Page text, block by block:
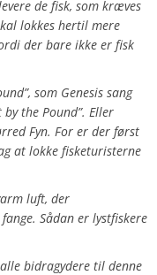
de fisk, som kræves
lokkes hertil mere
der bare ikke er fisk
som Genesis sang
the Pound”. Eller
Fyn. For er der først
at lokke fisketuristerne
luft, der
Sådan er lystfiskere
bidragydere til denne